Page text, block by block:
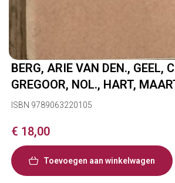
BERG, ARIE VAN DEN., GEEL,
GREGOOR, NOL., HART,
KOTTE, WOUTER. &
ISBN 9789063220105
€ 18,00
Toevoegen aan winkelwagen